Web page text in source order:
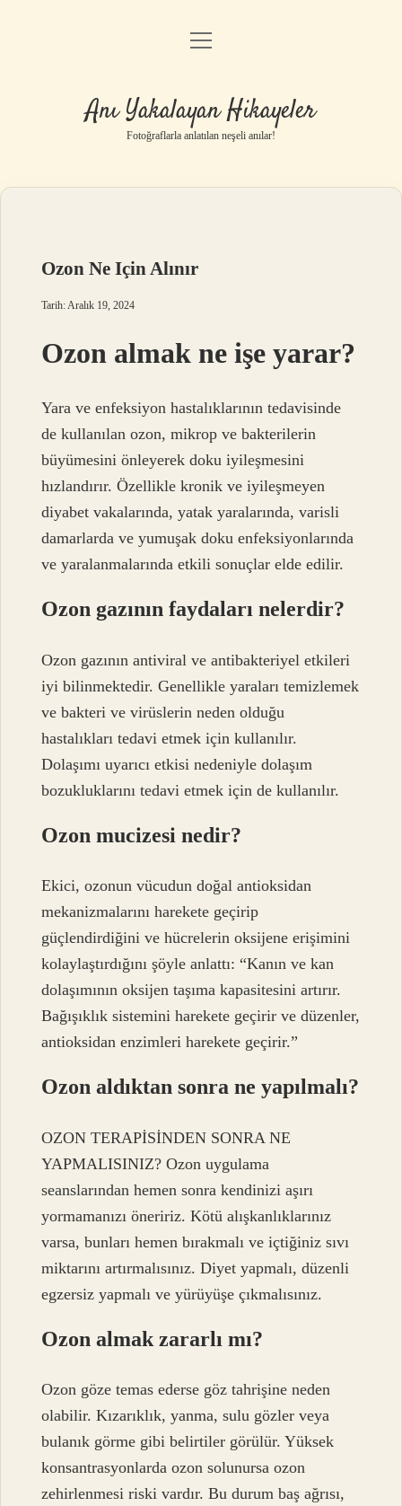
Anasayfa
Yasal Uyarı
menüyü
Anı Yakalayan Hikayeler
Fotoğraflarla anlatılan neşeli anılar!
Ozon Ne Için Alınır
Tarih: Aralık 19, 2024
Ozon almak ne işe yarar?
Yara ve enfeksiyon hastalıklarının tedavisinde
de kullanılan ozon, mikrop ve bakterilerin
büyümesini önleyerek doku iyileşmesini
hızlandırır. Özellikle kronik ve iyileşmeyen
diyabet vakalarında, yatak yaralarında, varisli
damarlarda ve yumuşak doku enfeksiyonlarında
ve yaralanmalarında etkili sonuçlar elde edilir.
Ozon gazının faydaları nelerdir?
Ozon gazının antiviral ve antibakteriyel etkileri
iyi bilinmektedir. Genellikle yaraları temizlemek
ve bakteri ve virüslerin neden olduğu
hastalıkları tedavi etmek için kullanılır.
Dolaşımı uyarıcı etkisi nedeniyle dolaşım
bozukluklarını tedavi etmek için de kullanılır.
Ozon mucizesi nedir?
Ekici, ozonun vücudun doğal antioksidan
mekanizmalarını harekete geçirip
güçlendirdiğini ve hücrelerin oksijene erişimini
kolaylaştırdığını şöyle anlattı: “Kanın ve kan
dolaşımının oksijen taşıma kapasitesini artırır.
Bağışıklık sistemini harekete geçirir ve düzenler,
antioksidan enzimleri harekete geçirir.”
Ozon aldıktan sonra ne yapılmalı?
OZON TERAPİSİNDEN SONRA NE
YAPMALISINIZ? Ozon uygulama
seanslarından hemen sonra kendinizi aşırı
yormamanızı öneririz. Kötü alışkanlıklarınız
varsa, bunları hemen bırakmalı ve içtiğiniz sıvı
miktarını artırmalısınız. Diyet yapmalı, düzenli
egzersiz yapmalı ve yürüyüşe çıkmalısınız.
Ozon almak zararlı mı?
Ozon göze temas ederse göz tahrişine neden
olabilir. Kızarıklık, yanma, sulu gözler veya
bulanık görme gibi belirtiler görülür. Yüksek
konsantrasyonlarda ozon solunursa ozon
zehirlenmesi riski vardır. Bu durum baş ağrısı,